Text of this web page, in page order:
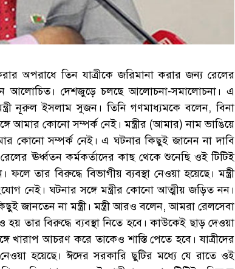
অপরাধে তিন যাত্রীকে জরিমানা করার জন্য রেলের
আলোচিত। দেশজুড়ে চলছে আলোচনা-সমালোচনা। এ
নূরুল ইসলাম সুজন। তিনি গণমাধ্যমকে বলেন, বিনা
আমার কোনো সম্পর্ক নেই। মন্ত্রীর (আমার) নাম ভাঙিয়ে
কোনো সম্পর্ক নেই। এ ঘটনার কিছুই জানেন না দাবি
ঊর্ধ্বতন কর্মকর্তাদের কাছ থেকে শুনেছি ওই টিটিই
তার বিরুদ্ধে বিভাগীয় ব্যবস্থা নেওয়া হয়েছে। মন্ত্রী
নেই। ঘটনার সঙ্গে মন্ত্রীর কোনো আত্মীয় জড়িত নন।
জানতেন না মন্ত্রী। মন্ত্রী আরও বলেন, আমরা রেলসেবা
হয় তার বিরুদ্ধে ব্যবস্থা নিতে হবে। কাউকেই ছাড় দেওয়া
খারাপ আচরণ করে তাকেও শাস্তি পেতে হবে। যাত্রীদের
হয়েছে। ঈদের সরকারি ছুটির মধ্যে যে রাতে ওই